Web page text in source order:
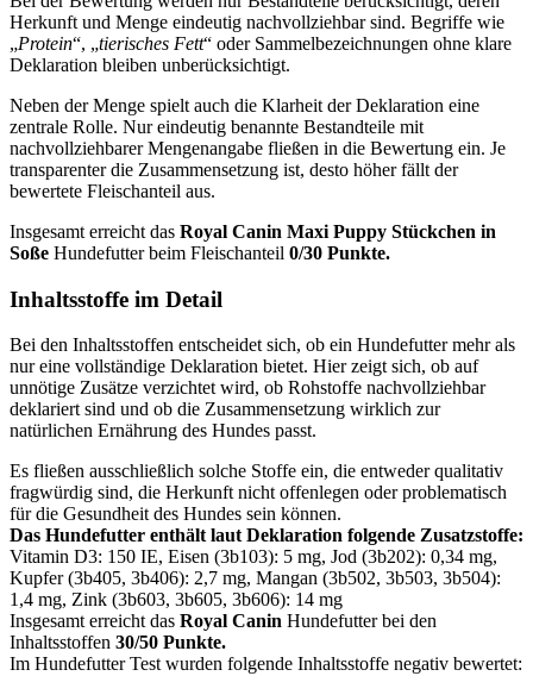
Herkunft und Menge eindeutig nachvollziehbar sind. Begriffe wie
„Protein“, „tierisches Fett“ oder Sammelbezeichnungen ohne klare
Deklaration bleiben unberücksichtigt.
Neben der Menge spielt auch die Klarheit der Deklaration eine
zentrale Rolle. Nur eindeutig benannte Bestandteile mit
nachvollziehbarer Mengenangabe fließen in die Bewertung ein. Je
transparenter die Zusammensetzung ist, desto höher fällt der
bewertete Fleischanteil aus.
Insgesamt erreicht das Royal Canin Maxi Puppy Stückchen in
Soße Hundefutter beim Fleischanteil 0/30 Punkte.
Inhaltsstoffe im Detail
Bei den Inhaltsstoffen entscheidet sich, ob ein Hundefutter mehr als
nur eine vollständige Deklaration bietet. Hier zeigt sich, ob auf
unnötige Zusätze verzichtet wird, ob Rohstoffe nachvollziehbar
deklariert sind und ob die Zusammensetzung wirklich zur
natürlichen Ernährung des Hundes passt.
Es fließen ausschließlich solche Stoffe ein, die entweder qualitativ
fragwürdig sind, die Herkunft nicht offenlegen oder problematisch
für die Gesundheit des Hundes sein können.
Das Hundefutter enthält laut Deklaration folgende Zusatzstoffe:
Vitamin D3: 150 IE, Eisen (3b103): 5 mg, Jod (3b202): 0,34 mg,
Kupfer (3b405, 3b406): 2,7 mg, Mangan (3b502, 3b503, 3b504):
1,4 mg, Zink (3b603, 3b605, 3b606): 14 mg
Insgesamt erreicht das Royal Canin Hundefutter bei den
Inhaltsstoffen 30/50 Punkte.
Im Hundefutter Test wurden folgende Inhaltsstoffe negativ bewertet: